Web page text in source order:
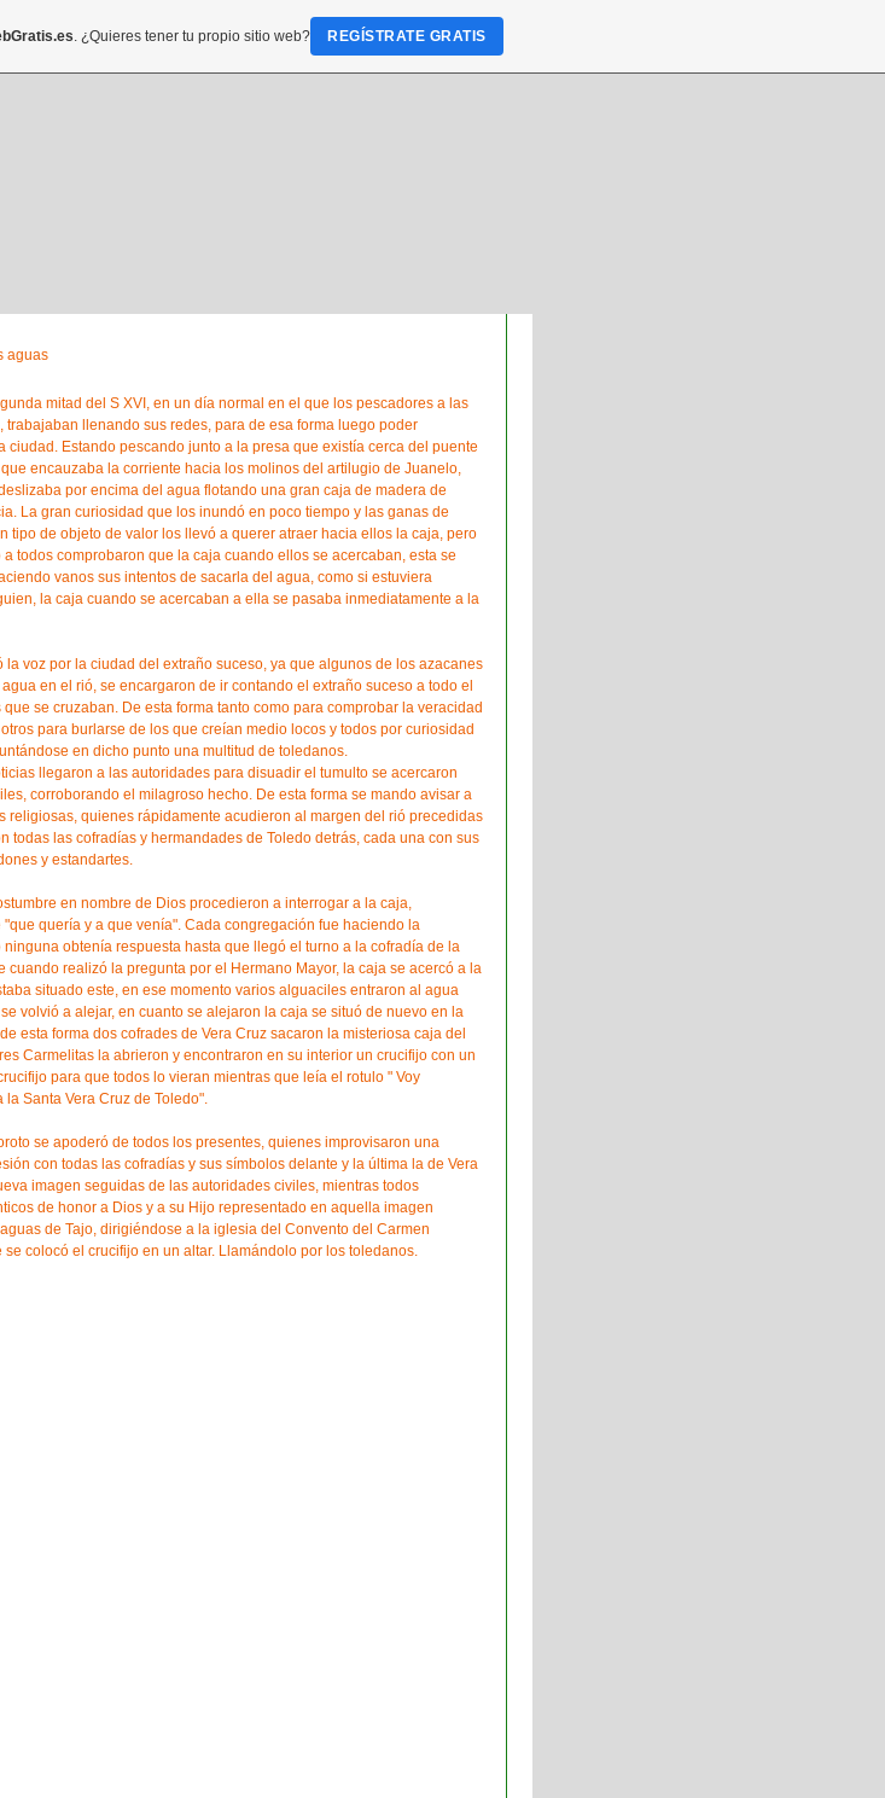
aguas
mitad del S XVI, en un día normal en el que los pescadores a las
trabajaban llenando sus redes, para de esa forma luego poder
ciudad. Estando pescando junto a la presa que existía cerca del puente
encauzaba la corriente hacia los molinos del artilugio de Juanelo,
por encima del agua flotando una gran caja de madera de
La gran curiosidad que los inundó en poco tiempo y las ganas de
tipo de objeto de valor los llevó a querer atraer hacia ellos la caja, pero
todos comprobaron que la caja cuando ellos se acercaban, esta se
vanos sus intentos de sacarla del agua, como si estuviera
la caja cuando se acercaban a ella se pasaba inmediatamente a la
voz por la ciudad del extraño suceso, ya que algunos de los azacanes
en el rió, se encargaron de ir contando el extraño suceso a todo el
se cruzaban. De esta forma tanto como para comprobar la veracidad
para burlarse de los que creían medio locos y todos por curiosidad
en dicho punto una multitud de toledanos.
llegaron a las autoridades para disuadir el tumulto se acercaron
corroborando el milagroso hecho. De esta forma se mando avisar a
religiosas, quienes rápidamente acudieron al margen del rió precedidas
todas las cofradías y hermandades de Toledo detrás, cada una con sus
y estandartes.
en nombre de Dios procedieron a interrogar a la caja,
quería y a que venía". Cada congregación fue haciendo la
ninguna obtenía respuesta hasta que llegó el turno a la cofradía de la
cuando realizó la pregunta por el Hermano Mayor, la caja se acercó a la
situado este, en ese momento varios alguaciles entraron al agua
volvió a alejar, en cuanto se alejaron la caja se situó de nuevo en la
esta forma dos cofrades de Vera Cruz sacaron la misteriosa caja del
Carmelitas la abrieron y encontraron en su interior un crucifijo con un
para que todos lo vieran mientras que leía el rotulo " Voy
la Santa Vera Cruz de Toledo".
se apoderó de todos los presentes, quienes improvisaron una
con todas las cofradías y sus símbolos delante y la última la de Vera
imagen seguidas de las autoridades civiles, mientras todos
de honor a Dios y a su Hijo representado en aquella imagen
de Tajo, dirigiéndose a la iglesia del Convento del Carmen
se colocó el crucifijo en un altar. Llamándolo por los toledanos.
. ¿Quieres tener tu propio sitio web? REGÍSTRATE GRATIS